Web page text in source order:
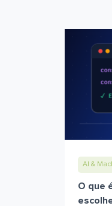
AI &
O que